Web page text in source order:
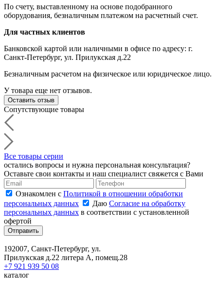
По счету, выставленному на основе подобранного
оборудования, безналичным платежом на расчетный счет.
Для частных клиентов
Банковской картой или наличными в офисе по адресу: г.
Санкт-Петербург, ул. Прилукская д.22
Безналичным расчетом на физическое или юридическое лицо.
У товара еще нет отзывов.
Оставить отзыв
Сопутствующие товары
Все товары серии
остались вопросы и нужна персональная консультация?
Оставьте свои контакты и наш специалист свяжется с Вами
Ознакомлен с Политикой в отношении обработки
персональных данных
Даю Согласие на обработку
персональных данных в соответствии с установленной
офертой
Отправить
192007, Санкт-Петербург, ул.
Прилукская д.22 литера А, помещ.28
+7 921 939 50 08
каталог